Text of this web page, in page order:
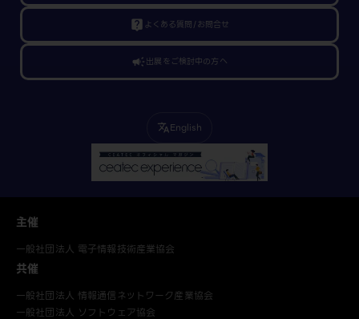
live_help よくある質問/お問合せ
campaign出展をご検討中の方へ
translateEnglish
主催
一般社団法人 電子情報技術産業協会
共催
一般社団法人 情報通信ネットワーク産業協会
一般社団法人 ソフトウェア協会